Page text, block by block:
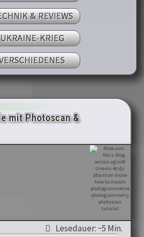
& REVIEWS
UKRAINE-KRIEG
mit Photoscan &
Lesedauer: ~5 Min.